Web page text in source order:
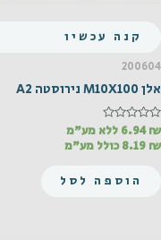
קנה עכשיו
200604
אלן M10X100 נירוסטה A2
דורג
מתוך
6.94₪
ללא מע"מ
8.19 ₪ כולל מע"מ
הוספה לסל